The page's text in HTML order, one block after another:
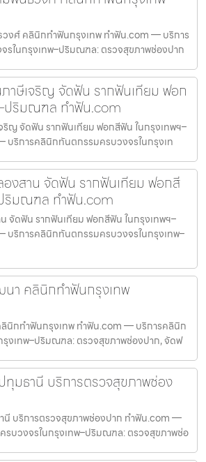
งศ์ คลินิกทำฟันกรุงเทพ ทำฟัน.com — บริการ
ในกรุงเทพ–ปริมณฑล: ตรวจสุขภาพช่องปาก
าษีเจริญ จัดฟัน รากฟันเทียม ฟอก
ปริมณฑล ทำฟัน.com
ริญ จัดฟัน รากฟันเทียม ฟอกสีฟัน ในกรุงเทพฯ–
ริการคลินิกทันตกรรมครบวงจรในกรุงเท
งสาน จัดฟัน รากฟันเทียม ฟอกสี
ริมณฑล ทำฟัน.com
จัดฟัน รากฟันเทียม ฟอกสีฟัน ในกรุงเทพฯ–
ริการคลินิกทันตกรรมครบวงจรในกรุงเทพ–
า คลินิกทำฟันกรุงเทพ
กทำฟันกรุงเทพ ทำฟัน.com — บริการคลินิก
งเทพ–ปริมณฑล: ตรวจสุขภาพช่องปาก, จัดฟ
มธานี บริการตรวจสุขภาพช่อง
บริการตรวจสุขภาพช่องปาก ทำฟัน.com —
บวงจรในกรุงเทพ–ปริมณฑล: ตรวจสุขภาพช่อ